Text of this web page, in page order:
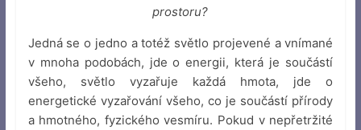
prostoru?
Jedná se o jedno a totéž světlo projevené a vnímané
v mnoha podobách, jde o energii, která je součástí
všeho, světlo vyzařuje každá hmota, jde o
energetické vyzařování všeho, co je součástí přírody
a hmotného, fyzického vesmíru. Pokud v nepřetržité